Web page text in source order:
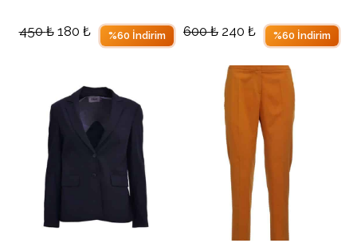
450₺ 180 ₺ %60 İndirim 600₺ 240 ₺ %60 İndirim